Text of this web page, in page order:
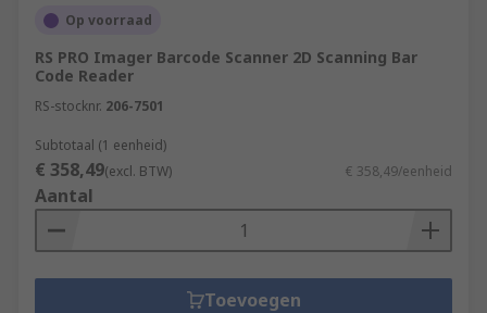
Op voorraad
RS PRO Imager Barcode Scanner 2D Scanning Bar
Code Reader
RS-stocknr. 206-7501
Subtotaal (1 eenheid)
€ 358,49(excl. BTW) € 358,49/eenheid
Aantal
Toevoegen